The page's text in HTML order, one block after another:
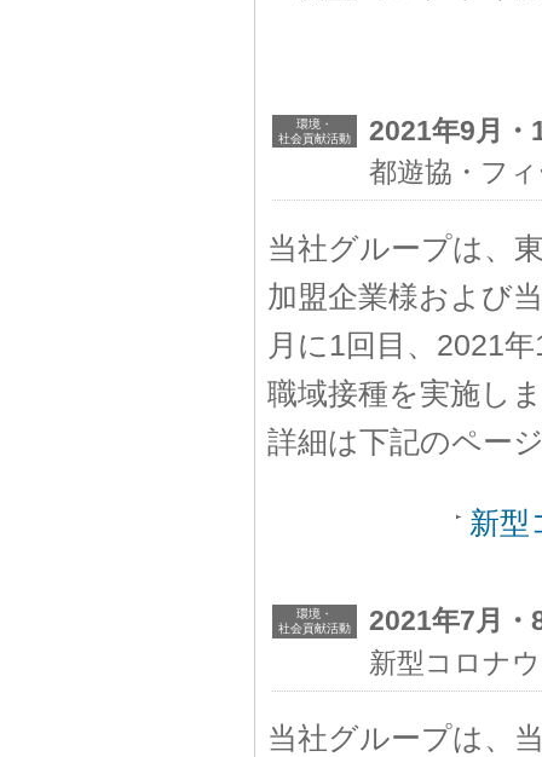
環境・
社会貢献活動
2021年9月・
都遊協・フ
当社グループは、
加盟企業様および
月に1回目、2021
職域接種を実施し
詳細は下記のペー
新型
環境・
社会貢献活動
2021年7月・
新型コロナ
当社グループは、